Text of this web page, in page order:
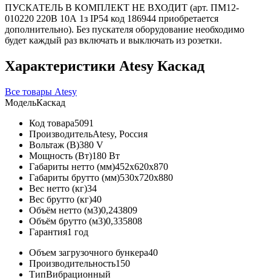
ПУСКАТЕЛЬ В КОМПЛЕКТ НЕ ВХОДИТ (арт. ПМ12-
010220 220В 10А 1з IP54 код 186944 приобретается
дополнительно). Без пускателя оборудование необходимо
будет каждый раз включать и выключать из розетки.
Характеристики Atesy Каскад
Все товары Atesy
МодельКаскад
Код товара5091
ПроизводительAtesy, Россия
Вольтаж (В)380 V
Мощность (Вт)180 Вт
Габариты нетто (мм)452x620x870
Габариты брутто (мм)530x720x880
Вес нетто (кг)34
Вес брутто (кг)40
Объём нетто (м3)0,243809
Объём брутто (м3)0,335808
Гарантия1 год
Объем загрузочного бункера40
Производительность150
ТипВибрационный